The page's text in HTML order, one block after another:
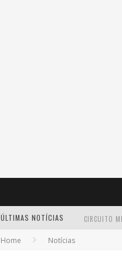
ÚLTIMAS NOTÍCIAS
Home Notícias